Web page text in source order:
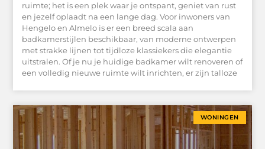
ruimte; het is een plek waar je ontspant, geniet van rust
en jezelf oplaadt na een lange dag. Voor inwoners van
Hengelo en Almelo is er een breed scala aan
badkamerstijlen beschikbaar, van moderne ontwerpen
met strakke lijnen tot tijdloze klassiekers die elegantie
uitstralen. Of je nu je huidige badkamer wilt renoveren of
een volledig nieuwe ruimte wilt inrichten, er zijn talloze
WONINGEN